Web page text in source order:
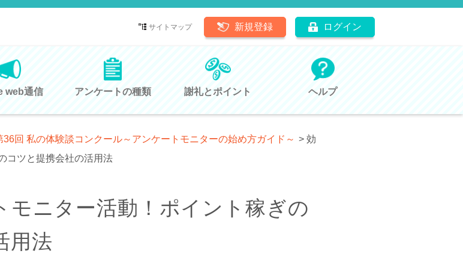
サイトマップ 新規登録 ログイン
web通信 アンケートの種類 謝礼とポイント ヘルプ
36回 私の体験談コンクール～アンケートモニターの始め方ガイド～ > 効
コツと提携会社の活用法
モニター活動！ポイント稼ぎの
用法